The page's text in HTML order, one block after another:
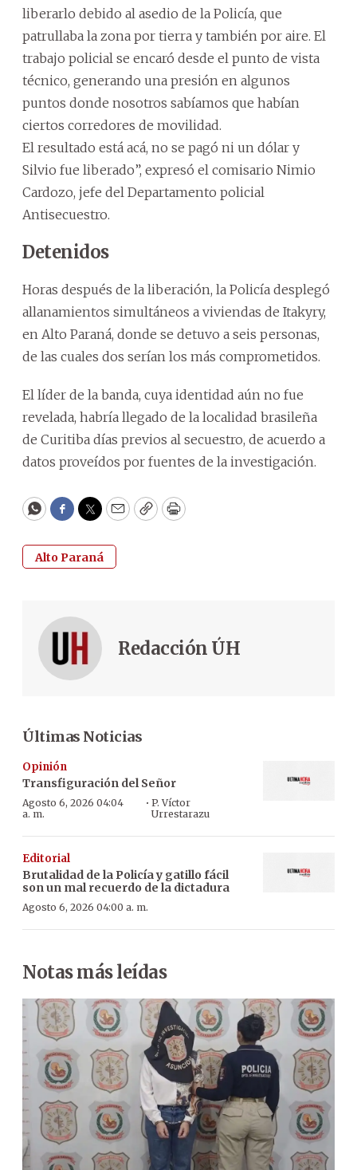
liberarlo debido al asedio de la Policía, que
patrullaba la zona por tierra y también por aire. El
trabajo policial se encaró desde el punto de vista
técnico, generando una presión en algunos
puntos donde nosotros sabíamos que habían
ciertos corredores de movilidad.
El resultado está acá, no se pagó ni un dólar y
Silvio fue liberado”, expresó el comisario Nimio
Cardozo, jefe del Departamento policial
Antisecuestro.
Detenidos
Horas después de la liberación, la Policía desplegó
allanamientos simultáneos a viviendas de Itakyry,
en Alto Paraná, donde se detuvo a seis personas,
de las cuales dos serían los más comprometidos.
El líder de la banda, cuya identidad aún no fue
revelada, habría llegado de la localidad brasileña
de Curitiba días previos al secuestro, de acuerdo a
datos proveídos por fuentes de la investigación.
WhatsApp
Facebook
Twitter
EmailCopyPrint
Alto Paraná
Redacción ÚH
Últimas Noticias
Opinión
Transfiguración del Señor
Agosto 6, 2026 04:04
a. m.
· P. Víctor
Urrestarazu
Editorial
Brutalidad de la Policía y gatillo fácil
son un mal recuerdo de la dictadura
Agosto 6, 2026 04:00 a. m.
Notas más leídas